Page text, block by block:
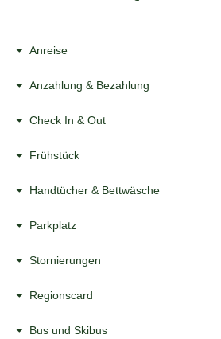
Anreise
Anzahlung & Bezahlung
Check In & Out
Frühstück
Handtücher & Bettwäsche
Parkplatz
Stornierungen
Regionscard
Bus und Skibus